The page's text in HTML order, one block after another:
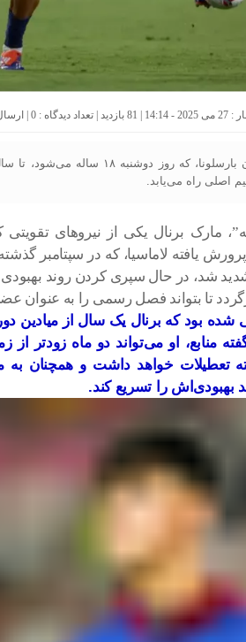
0
|
اصلی راه می‌یابد.
برنال یکی از نیروهای تقویتی
یافته لاماسیا، که در سپتامبر
شد، در حال سپری کردن روند
تا بتواند فصل رسمی را به عنوان
شده بود که برنال یک سال از میادین
او می‌تواند دو ماه زودتر از
تعطیلات خواهد داشت و همچنان به
بهبودی‌اش را تسریع کند.